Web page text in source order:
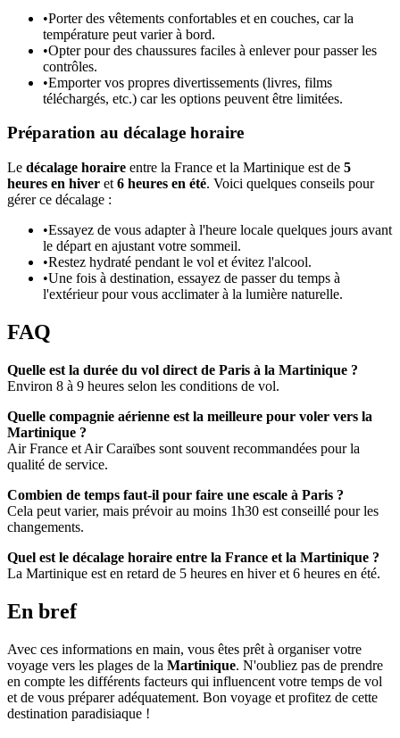
•Porter des vêtements confortables et en couches, car la
température peut varier à bord.
•Opter pour des chaussures faciles à enlever pour passer les
contrôles.
•Emporter vos propres divertissements (livres, films
téléchargés, etc.) car les options peuvent être limitées.
Préparation au décalage horaire
Le décalage horaire entre la France et la Martinique est de 5
heures en hiver et 6 heures en été. Voici quelques conseils pour
gérer ce décalage :
•Essayez de vous adapter à l'heure locale quelques jours avant
le départ en ajustant votre sommeil.
•Restez hydraté pendant le vol et évitez l'alcool.
•Une fois à destination, essayez de passer du temps à
l'extérieur pour vous acclimater à la lumière naturelle.
FAQ
Quelle est la durée du vol direct de Paris à la Martinique ?
Environ 8 à 9 heures selon les conditions de vol.
Quelle compagnie aérienne est la meilleure pour voler vers la
Martinique ?
Air France et Air Caraïbes sont souvent recommandées pour la
qualité de service.
Combien de temps faut-il pour faire une escale à Paris ?
Cela peut varier, mais prévoir au moins 1h30 est conseillé pour les
changements.
Quel est le décalage horaire entre la France et la Martinique ?
La Martinique est en retard de 5 heures en hiver et 6 heures en été.
En bref
Avec ces informations en main, vous êtes prêt à organiser votre
voyage vers les plages de la Martinique. N'oubliez pas de prendre
en compte les différents facteurs qui influencent votre temps de vol
et de vous préparer adéquatement. Bon voyage et profitez de cette
destination paradisiaque !